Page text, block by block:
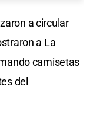
a circular
a La
camisetas
del